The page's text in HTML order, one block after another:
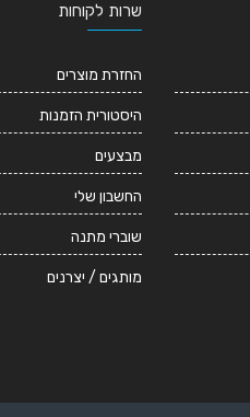
שרות לקוחות
החזרת מוצרים
היסטורית הזמנות
מבצעים
החשבון שלי
שוברי מתנה
מותגים / יצרנים